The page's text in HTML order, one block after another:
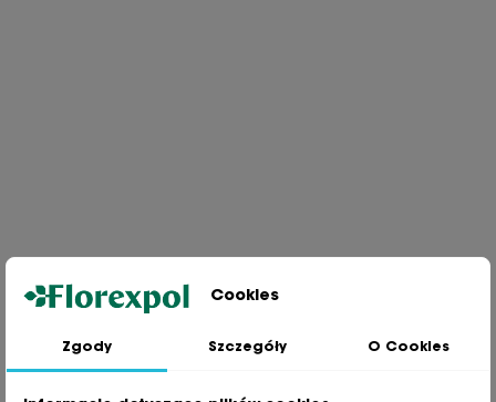
Jesteśmy wiodącą firmą wysyłkową roślin na terenie Polski. Od ponad
30 lat dzielimy się z naszymi Klientami naszą pasją, doświadczeniem i
Cookies
Zgody Szczegóły O Cookies